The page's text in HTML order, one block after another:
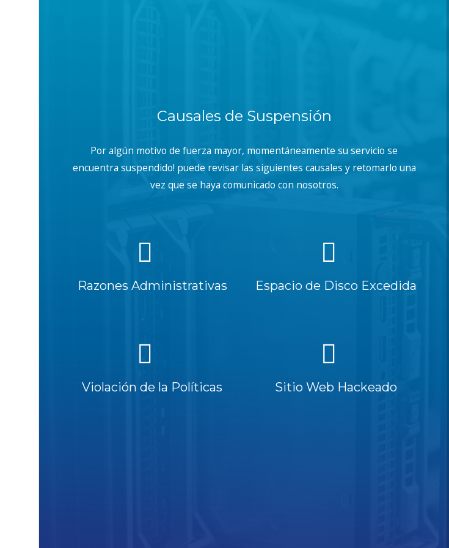
Causales de Suspensión
Por algún motivo de fuerza mayor, momentáneamente su servicio se
encuentra suspendido! puede revisar las siguientes causales y retomarlo una
vez que se haya comunicado con nosotros.
Razones Administrativas Espacio de Disco Excedida
Violación de la Políticas Sitio Web Hackeado